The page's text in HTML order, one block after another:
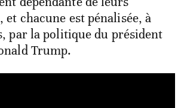
chacune est pénalisée, à
par la politique du président
Trump.